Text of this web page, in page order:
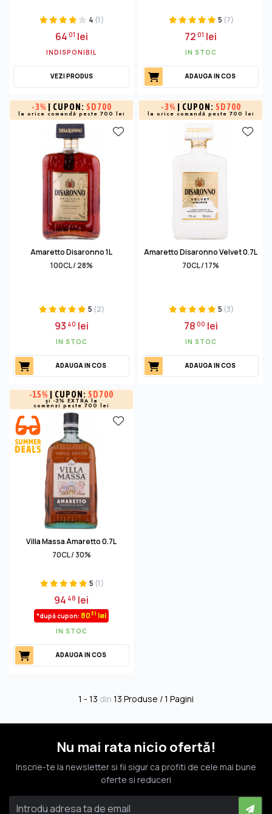
4 (1)
6401 lei
INDISPONIBIL
VEZI PRODUS
5 (7)
7201 lei
IN STOC
ADAUGA IN COS
-3% | CUPON: SD700
la orice comandă peste 700 lei
Amaretto Disaronno 1L
100CL / 28%
5 (2)
93 40 lei
IN STOC
ADAUGA IN COS
-3% | CUPON: SD700
la orice comandă peste 700 lei
Amaretto Disaronno Velvet 0.7L
70CL / 17%
5 (3)
7800 lei
IN STOC
ADAUGA IN COS
-15% | CUPON: SD700
și -3% EXTRA la
comenzi peste 700 lei
Villa Massa Amaretto 0.7L
70CL / 30%
5 (1)
94 48 lei
*după cupon: 8031 lei
IN STOC
ADAUGA IN COS
1 - 13 din 13 Produse / 1 Pagini
Nu mai rata nicio ofertă!
Inscrie-te la newsletter si fii sigur ca profiti de cele mai bune
oferte si reduceri